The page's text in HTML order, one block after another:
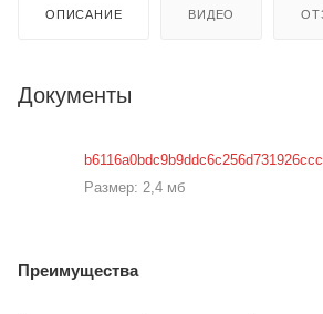
ОПИСАНИЕ ВИДЕО
Документы
Размер: 2,4 мб
Преимущества